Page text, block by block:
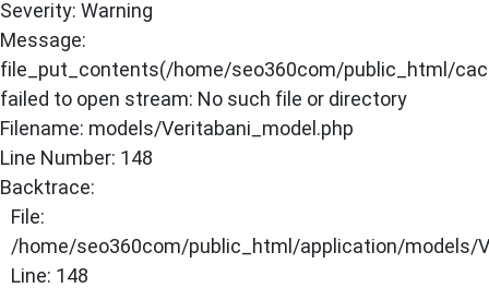
Severity: Warning
Message:
file_put_contents(/home/seo360com/public_html/
failed to open stream: No such file or directory
Filename: models/Veritabani_model.php
Line Number: 148
Backtrace:
File:
/home/seo360com/public_html/application/models/
Line: 148
ANASAYFA